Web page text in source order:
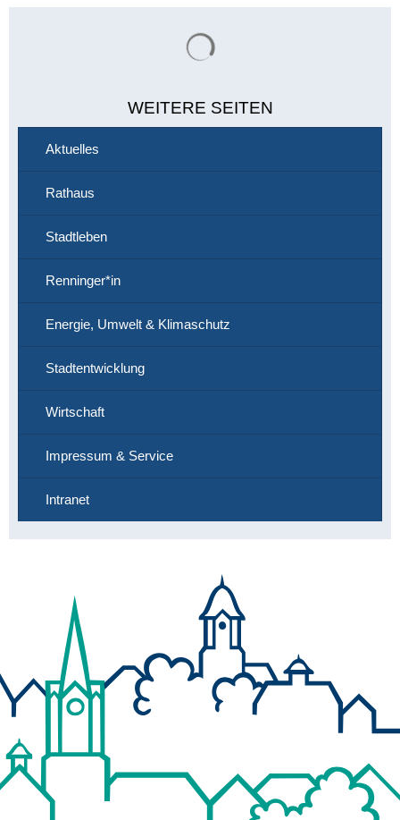
WEITERE SEITEN
Aktuelles
Rathaus
Stadtleben
Renninger*in
Energie, Umwelt & Klimaschutz
Stadtentwicklung
Wirtschaft
Impressum & Service
Intranet